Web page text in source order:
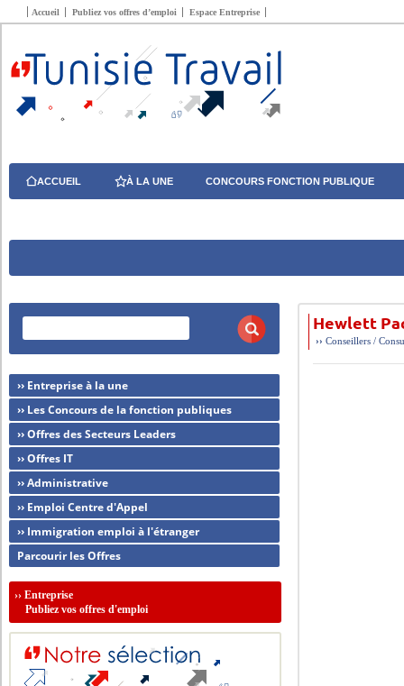
Accueil Publiez vos offres d’emploi Espace Entreprise
ACCUEIL À LA UNE CONCOURS FONCTION PUBLIQUE
Hewlett
››Conseillers /
›› Entreprise à la une
›› Les Concours de la fonction publiques
›› Offres des Secteurs Leaders
›› Offres IT
›› Administrative
›› Emploi Centre d'Appel
›› Immigration emploi à l'étranger
Parcourir les Offres
››Entreprise
Publiez vos offres d'emploi